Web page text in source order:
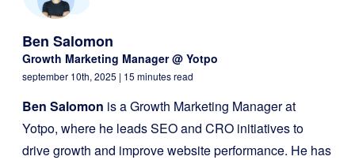
Ben Salomon
Growth Marketing Manager @ Yotpo
september 10th, 2025 | 15 minutes read
Ben Salomon is a Growth Marketing Manager at
Yotpo, where he leads SEO and CRO initiatives to
drive growth and improve website performance. He has